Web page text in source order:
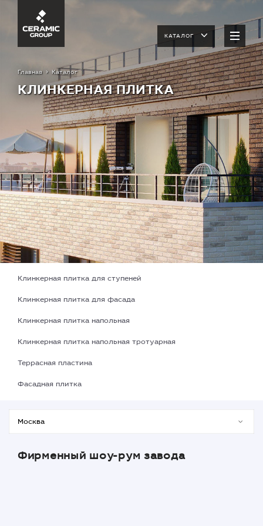
КАТАЛОГ
Главная Каталог
КЛИНКЕРНАЯ ПЛИТКА
Клинкерная плитка для ступеней
Клинкерная плитка для фасада
Клинкерная плитка напольная
Клинкерная плитка напольная тротуарная
Террасная пластина
Фасадная плитка
Фирменный шоу-рум завода